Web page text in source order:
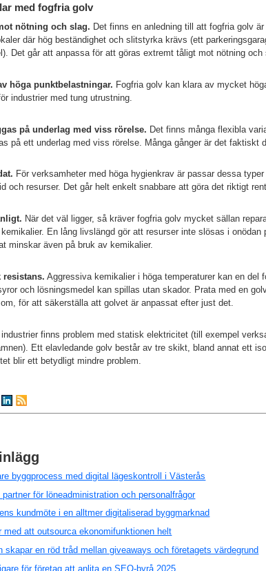
med fogfria golv
nötning och slag. Det finns en anledning till att fogfria golv
där hög beständighet och slitstyrka krävs (ett
Det går att anpassa för att göras extremt tåligt mot nötning och
höga punktbelastningar. Fogfria golv kan klara av mycket
industrier med tung utrustning.
på underlag med viss rörelse. Det finns många flexibla
på ett underlag med viss rörelse. Många gånger är det faktiskt
För verksamheter med höga hygienkrav är passar dessa
och resurser. Det går helt enkelt snabbare att göra det riktigt
När det väl ligger, så kräver fogfria golv mycket sällan
kemikalier. En lång livslängd gör att resurser inte slösas i
minskar även på bruk av kemikalier.
resistans. Aggressiva kemikalier i höga temperaturer kan en del
och lösningsmedel kan spillas utan skador. Prata med en
om, för att säkerställa att golvet är anpassat efter just det.
industrier finns problem med statisk elektricitet (till exempel
Ett elavledande golv består av tre skikt, bland annat ett
blir ett betydligt mindre problem.
byggprocess med digital lägeskontroll i Västerås
för löneadministration och personalfrågor
kundmöte i en alltmer digitaliserad byggmarknad
med att outsourca ekonomifunktionen helt
skapar en röd tråd mellan giveaways och företagets värdegrund
för företag att anlita en SEO-byrå 2025